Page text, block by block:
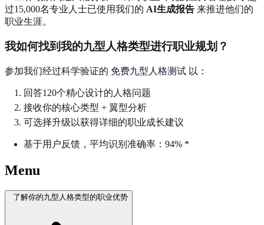
过15,000名专业人士已使用我们的 AI生成报告 来推进他们的
职业生涯。
我如何找到我的九型人格类型进行职业规划？
参加我们经过科学验证的 免费九型人格测试 以：
回答120个精心设计的人格问题
接收你的核心类型 + 翼型分析
可选择升级以获得详细的职业成长建议
基于用户反馈，平均识别准确率：94% *
Menu
了解你的九型人格类型的职业优势